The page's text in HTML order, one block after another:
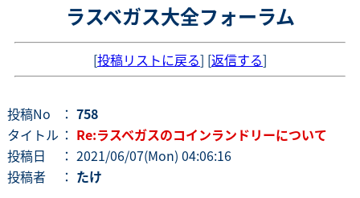
ラスベガス大全フォーラム
[投稿リストに戻る] [返信する]
投稿No ： 758
タイトル ： Re:ラスベガスのコインランドリーについて
投稿日
： 2021/06/07(Mon) 04:06:16
投稿者
： たけ